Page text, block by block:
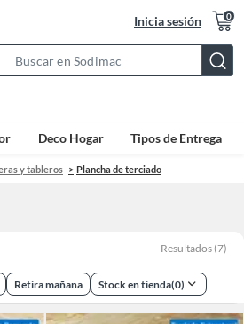
Inicia sesión 0
Bar
Deco Hogar Tipos de Entrega
y tableros Plancha de terciado
Resultados (7)
Retira mañana Stock en tienda(0)